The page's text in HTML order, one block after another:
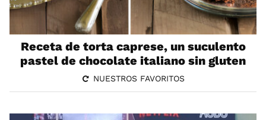
Receta de torta caprese, un suculento
pastel de chocolate italiano sin gluten
NUESTROS FAVORITOS